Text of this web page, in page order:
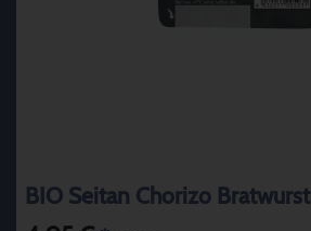
BIO Seitan Chorizo Bratwurst